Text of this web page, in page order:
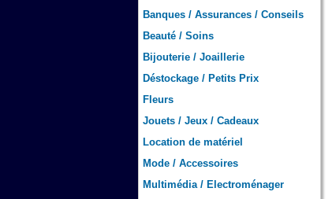
Banques / Assurances / Conseils
Beauté / Soins
Bijouterie / Joaillerie
Déstockage / Petits Prix
Fleurs
Jouets / Jeux / Cadeaux
Location de matériel
Mode / Accessoires
Multimédia / Electroménager